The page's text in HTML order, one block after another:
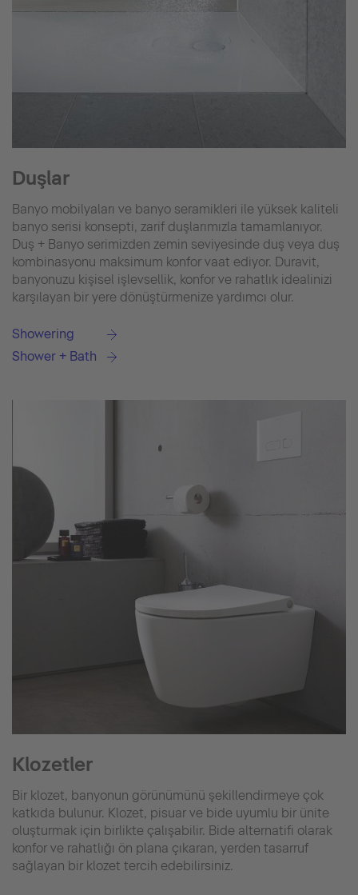
Duşlar
Banyo mobilyaları ve banyo seramikleri ile yüksek kaliteli
banyo serisi konsepti, zarif duşlarımızla tamamlanıyor.
Duş + Banyo serimizden zemin seviyesinde duş veya duş
kombinasyonu maksimum konfor vaat ediyor. Duravit,
banyonuzu kişisel işlevsellik, konfor ve rahatlık idealinizi
karşılayan bir yere dönüştürmenize yardımcı olur.
Showering
Shower + Bath
Klozetler
Bir klozet, banyonun görünümünü şekillendirmeye çok
katkıda bulunur. Klozet, pisuar ve bide uyumlu bir ünite
oluşturmak için birlikte çalışabilir. Bide alternatifi olarak
konfor ve rahatlığı ön plana çıkaran, yerden tasarruf
sağlayan bir klozet tercih edebilirsiniz.